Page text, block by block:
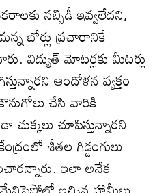
సబ్సిడీ ఇవ్వలేదని,
బోర్లు ప్రచారానికే
మోటర్లకు మీటర్లు
ఆందోళన వ్యక్తం
చేసి వారికి
చుక్కలు చూపిస్తున్నారని
శీతల గిడ్డంగులు
ఇలా అనేక